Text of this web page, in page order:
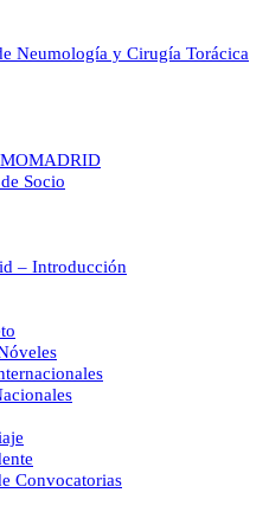
Neumología y Cirugía Torácica
Socio
– Introducción
Convocatorias